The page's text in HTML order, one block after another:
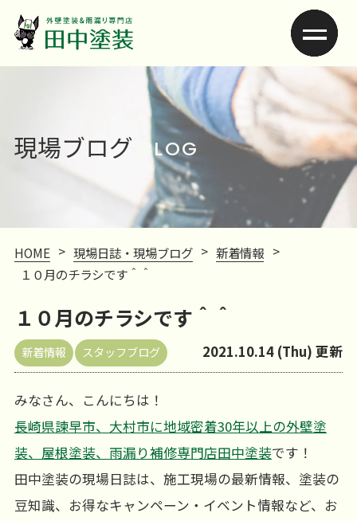
現場ブログ BLOG
HOME > 現場日誌・現場ブログ > 新着情報 >
１０月のチラシです＾＾
１０月のチラシです＾＾
新着情報 スタッフブログ 2021.10.14 (Thu) 更新
みなさん、こんにちは！
長崎県諫早市、大村市に地域密着30年以上の外壁塗
装、屋根塗装、雨漏り補修専門店田中塗装です！
田中塗装の現場日誌は、施工現場の最新情報、塗装の
豆知識、お得なキャンペーン・イベント情報など、お